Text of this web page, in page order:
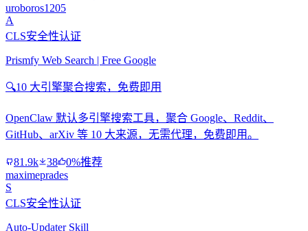
uroboros1205
A
CLS安全性认证
Prismfy Web Search | Free Google
🔍10 大引擎聚合搜索，免费即用
OpenClaw 默认多引擎搜索工具，聚合 Google、Reddit、
GitHub、arXiv 等 10 大来源，无需代理，免费即用。
81.9k 38
0%推荐
maximeprades
S
CLS安全性认证
Auto-Updater Skill